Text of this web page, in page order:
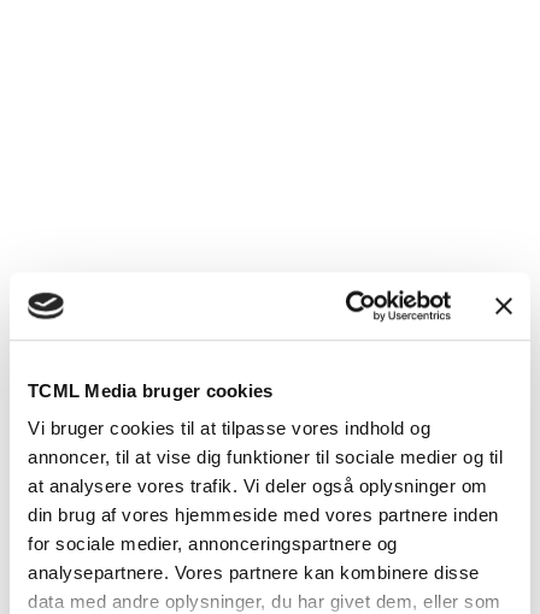
TCML Media bruger cookies
Vi bruger cookies til at tilpasse vores indhold og
annoncer, til at vise dig funktioner til sociale medier og til
at analysere vores trafik. Vi deler også oplysninger om
din brug af vores hjemmeside med vores partnere inden
for sociale medier, annonceringspartnere og
analysepartnere. Vores partnere kan kombinere disse
data med andre oplysninger, du har givet dem, eller som